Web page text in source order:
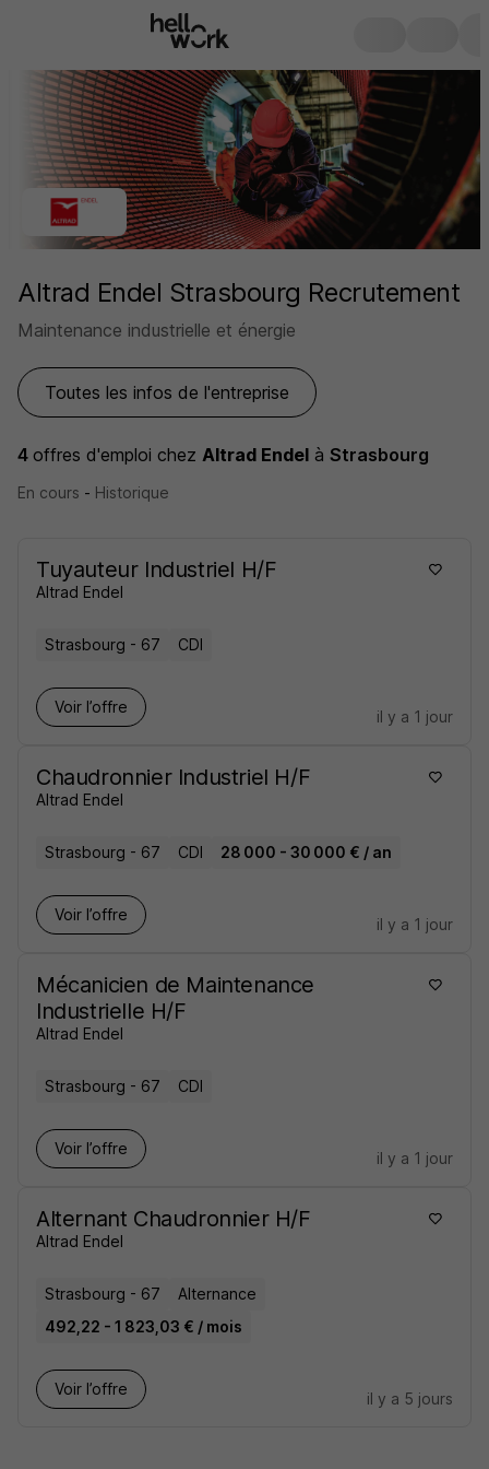
Altrad Endel Strasbourg Recrutement
Maintenance industrielle et énergie
Toutes les infos de l'entreprise
4 offres d'emploi chez Altrad Endel à Strasbourg
En cours - Historique
Tuyauteur Industriel H/F
Altrad Endel
Strasbourg - 67 CDI
Voir l’offre
il y a 1 jour
Chaudronnier Industriel H/F
Altrad Endel
Strasbourg - 67 CDI 28 000 - 30 000 € / an
Voir l’offre
il y a 1 jour
Mécanicien de Maintenance
Industrielle H/F
Altrad Endel
Strasbourg - 67 CDI
Voir l’offre
il y a 1 jour
Alternant Chaudronnier H/F
Altrad Endel
Strasbourg - 67
Alternance
492,22 - 1 823,03 € / mois
Voir l’offre
il y a 5 jours